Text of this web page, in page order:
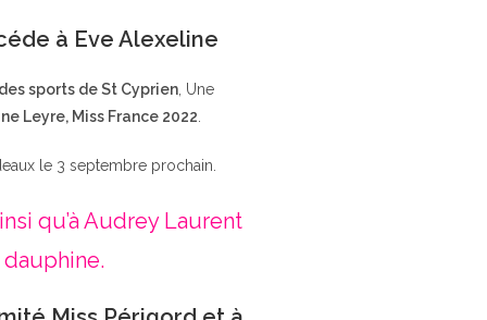
à Eve Alexeline
sports de St Cyprien, Une
Leyre, Miss France 2022
le 3 septembre prochain.
qu’à Audrey Laurent